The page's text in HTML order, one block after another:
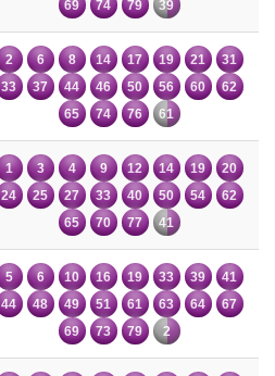
69 74 79 39
2 6 8 14 17 19 21
31
33
37 44 46 50 56 60
62
65
74 76 61
1 3 4 9 12 14 19
20
24
25 27 33 40 50 54
62
65
70 77 41
5 6 10 16 19 33 39
41
44
48 49 51 61 63 64
67
69
73 79 2